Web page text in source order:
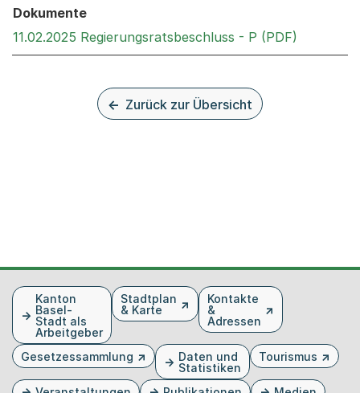
Dokumente
11.02.2025 Regierungsratsbeschluss - P (PDF)
Zurück zur Übersicht
FusszeileKanton
Basel-
Stadt als
Arbeitgeber
Stadtplan
& Karte
Kontakte
&
Adressen
Gesetzessammlung
Daten und
Statistiken
Tourismus